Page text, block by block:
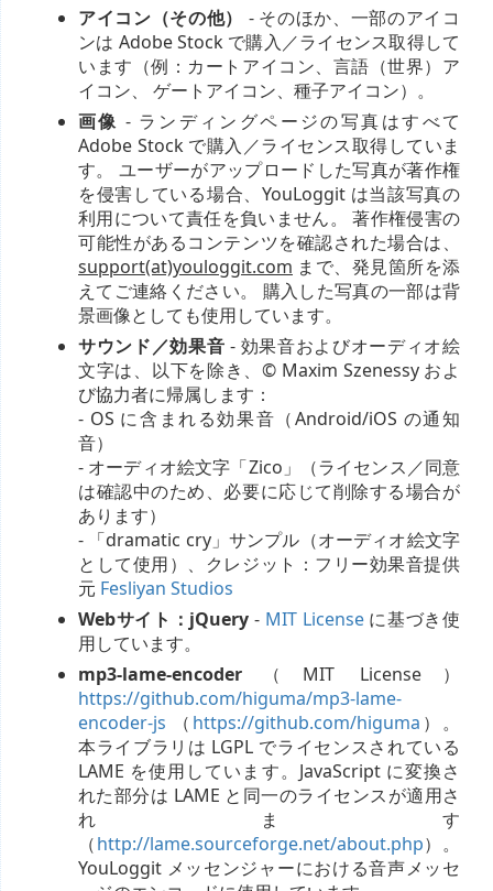
アイコン（その他）
- そのほか、一部のアイコ
ンは Adobe Stock で購入／ライセンス取得して
います（例：カートアイコン、言語（世界）ア
イコン、 ゲートアイコン、種子アイコン）。
画像 - ランディングページの写真はすべて
Adobe Stock で購入／ライセンス取得していま
す。 ユーザーがアップロードした写真が著作権
を侵害している場合、YouLoggit は当該写真の
利用について責任を負いません。 著作権侵害の
可能性があるコンテンツを確認された場合は、
support(at)youloggit.com まで、発見箇所を添
えてご連絡ください。 購入した写真の一部は背
景画像としても使用しています。
サウンド／効果音 - 効果音およびオーディオ絵
文字は、以下を除き、© Maxim Szenessy およ
び協力者に帰属します：
- OS に含まれる効果音（Android/iOS の通知
音）
- オーディオ絵文字「Zico」（ライセンス／同意
は確認中のため、必要に応じて削除する場合が
あります）
- 「dramatic cry」サンプル（オーディオ絵文字
として使用）、クレジット：フリー効果音提供
元 Fesliyan Studios
Webサイト：jQuery - MIT Licenseに基づき使
用しています。
mp3-lame-encoder （MIT License）
https://github.com/higuma/mp3-lame-
encoder-js （ https://github.com/higuma ）。
本ライブラリは LGPL でライセンスされている
LAME を使用しています。JavaScript に変換さ
れた部分は LAME と同一のライセンスが適用さ
れます
（http://lame.sourceforge.net/about.php）。
YouLoggit メッセンジャーにおける音声メッセ